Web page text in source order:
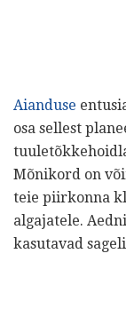
Aianduse
osa sellest
Mõnikord on
teie piirkonna
algajatele.
kasutavad